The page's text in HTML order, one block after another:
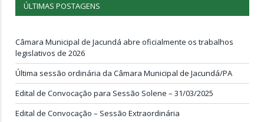
ÚLTIMAS POSTAGENS
Câmara Municipal de Jacundá abre oficialmente os trabalhos
legislativos de 2026
Última sessão ordinária da Câmara Municipal de Jacundá/PA
Edital de Convocação para Sessão Solene – 31/03/2025
Edital de Convocação – Sessão Extraordinária